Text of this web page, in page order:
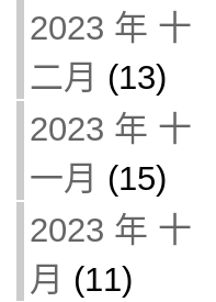
2023 年 十
二月 (13)
2023 年 十
一月 (15)
2023 年 十
月 (11)